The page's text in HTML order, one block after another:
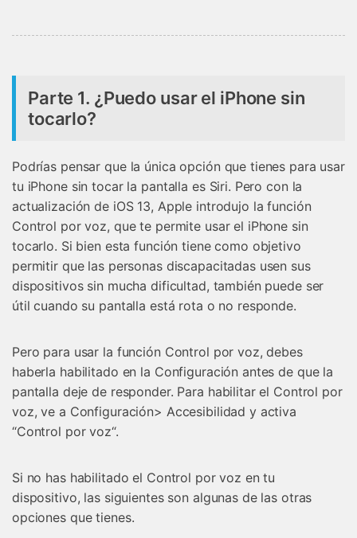
Parte 1. ¿Puedo usar el iPhone sin
tocarlo?
Podrías pensar que la única opción que tienes para usar
tu iPhone sin tocar la pantalla es Siri. Pero con la
actualización de iOS 13, Apple introdujo la función
Control por voz, que te permite usar el iPhone sin
tocarlo. Si bien esta función tiene como objetivo
permitir que las personas discapacitadas usen sus
dispositivos sin mucha dificultad, también puede ser
útil cuando su pantalla está rota o no responde.
Pero para usar la función Control por voz, debes
haberla habilitado en la Configuración antes de que la
pantalla deje de responder. Para habilitar el Control por
voz, ve a Configuración> Accesibilidad y activa
“Control por voz“.
Si no has habilitado el Control por voz en tu
dispositivo, las siguientes son algunas de las otras
opciones que tienes.